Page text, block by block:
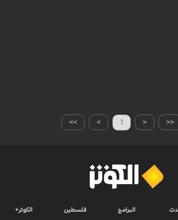
>> > 1 < <<
البرامج فلسطين الكوثر+